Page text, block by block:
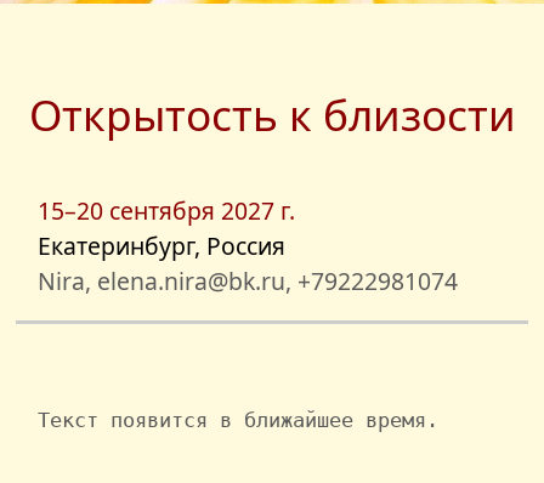
Открытость к близости
15–20 сентября 2027 г.
Екатеринбург, Россия
Nira, elena.nira@bk.ru, +79222981074